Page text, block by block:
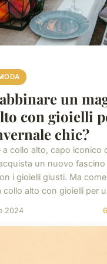
un
con gioielli
chic?
a collo alto, capo iconico
un nuovo
i gioielli giusti. Ma
collo alto con gioielli per
2024